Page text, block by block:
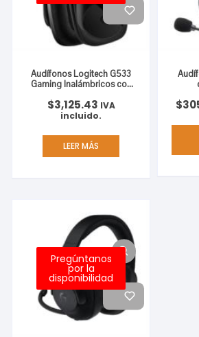
Audífonos Logitech G533
Gaming Inalámbricos con
$3,125.43 IVA
incluido.
LEER MÁS
$
Pregúntanos
por la
disponibilidad